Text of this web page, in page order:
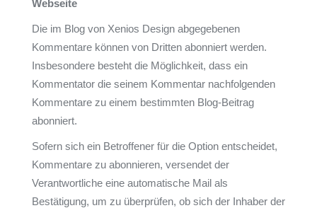
Webseite
Die im Blog von Xenios Design abgegebenen
Kommentare können von Dritten abonniert werden.
Insbesondere besteht die Möglichkeit, dass ein
Kommentator die seinem Kommentar nachfolgenden
Kommentare zu einem bestimmten Blog-Beitrag
abonniert.
Sofern sich ein Betroffener für die Option entscheidet,
Kommentare zu abonnieren, versendet der
Verantwortliche eine automatische Mail als
Bestätigung, um zu überprüfen, ob sich der Inhaber der